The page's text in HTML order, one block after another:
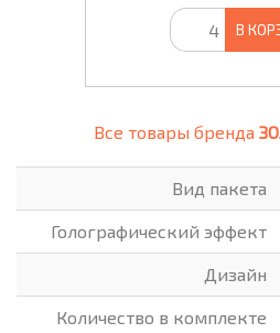
В
Все товары бренда
Вид пакета
Голографический эффект
Дизайн
Количество в комплекте